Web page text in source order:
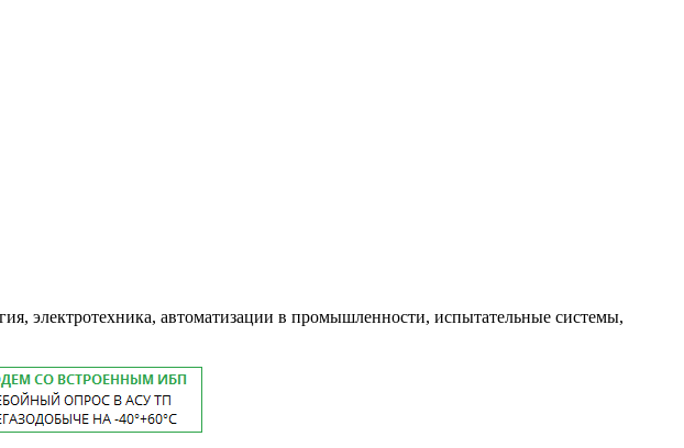
автоматизации в промышленности, испытательные системы,